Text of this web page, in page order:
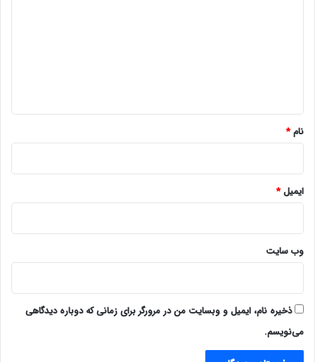
نام*
ایمیل*
وب‌ سایت
ذخیره نام، ایمیل و وبسایت من در مرورگر برای زمانی که دوباره دیدگاهی
می‌نویسم.